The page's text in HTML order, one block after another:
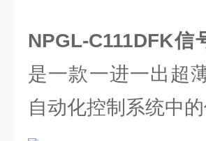
NPGL-C111DFK
是一款一进一出超
自动化控制系统中